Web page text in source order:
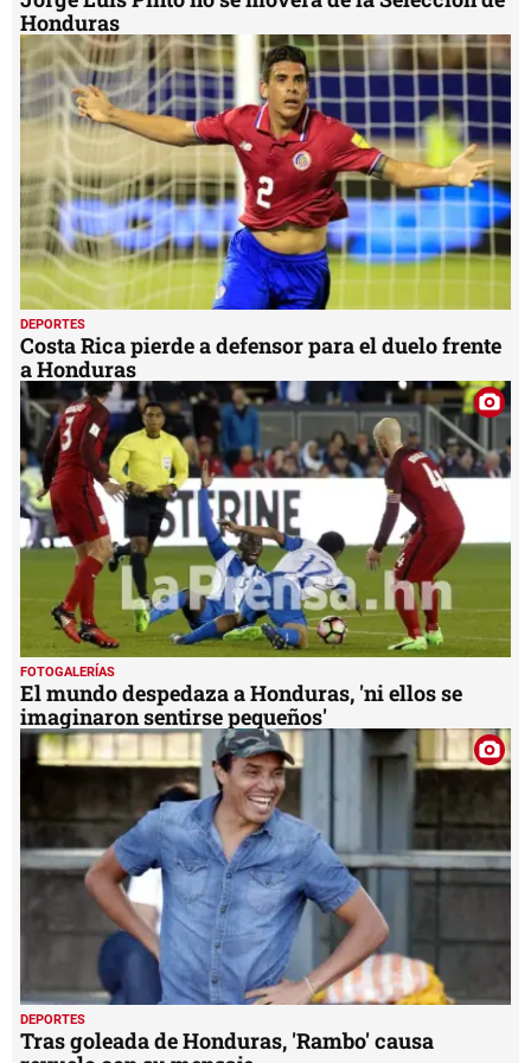
Honduras
DEPORTES
Costa Rica pierde a defensor para el duelo frente
a Honduras
FOTOGALERÍAS
El mundo despedaza a Honduras, 'ni ellos se
imaginaron sentirse pequeños'
DEPORTES
Tras goleada de Honduras, 'Rambo' causa